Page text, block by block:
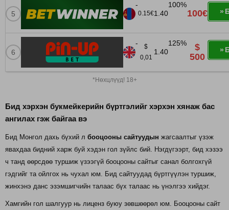
-
0.15€1.40
100%
100€
-
$
0,01
1.40
125%
$
500
*Нөхцлүүд! 18+
Бид хэрхэн букмейкерийн бүртгэлийг хэрхэн хянаж бас
ангилах гэж байгаа вэ
Бид Монгол дахь бүхий л бооцооны сайтуудын жагсаалтыг үзэж
явахдаа бидний харж буй хэдэн гол зүйлс бий. Нэгдүгээрт, бид хэзээ
ч танд өөрсдөө туршиж үзээгүй бооцооны сайтыг санал болгохгүй
гэдгийг та ойлгох нь чухал юм. Бид сайтуудад бүртгүүлэн туршиж,
жинхэнэ данс эзэмшигчийн талаас бүх талаас нь үнэлгээ хийдэг.
Хамгийн гол шалгуур нь лиценз буюу зөвшөөрөл юм. Бооцооны сайт